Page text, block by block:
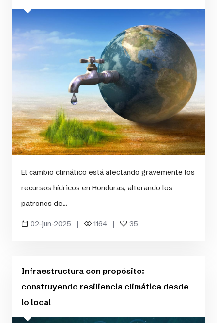
El cambio climático está afectando gravemente los
recursos hídricos en Honduras, alterando los
patrones de...
02-jun-2025 | 1164 | 35
Infraestructura con propósito:
construyendo resiliencia climática desde
lo local